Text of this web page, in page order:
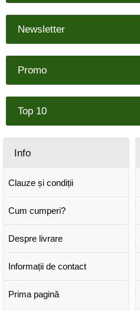
Newsletter
Promo
Top 10
Info
Clauze și condiții
Cum cumperi?
Despre livrare
Informații de contact
Prima pagină